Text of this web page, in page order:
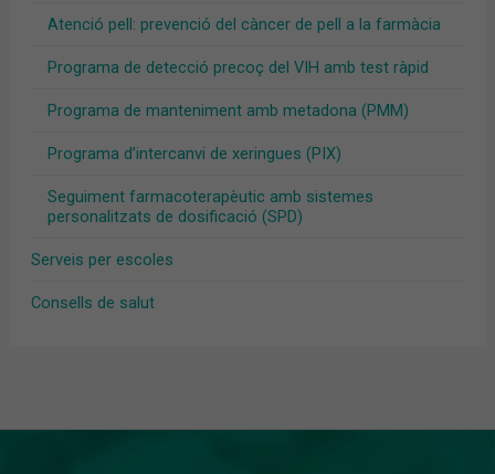
Atenció pell: prevenció del càncer de pell a la farmàcia
Programa de detecció precoç del VIH amb test ràpid
Programa de manteniment amb metadona (PMM)
Programa d’intercanvi de xeringues (PIX)
Seguiment farmacoterapèutic amb sistemes
personalitzats de dosificació (SPD)
Serveis per escoles
Consells de salut